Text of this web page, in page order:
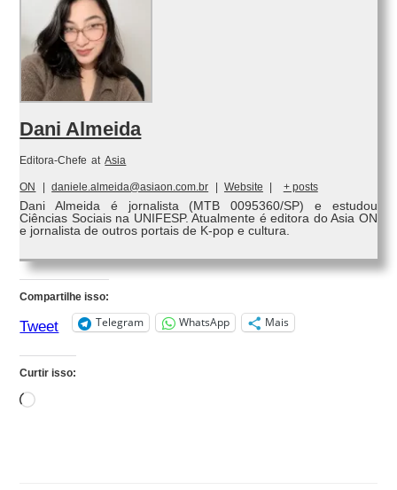
Dani Almeida
Editora-Chefe at Asia
ON daniele.almeida@asiaon.com.br Website + posts
Dani Almeida é jornalista (MTB 0095360/SP) e estudou
Ciências Sociais na UNIFESP. Atualmente é editora do Asia ON
e jornalista de outros portais de K-pop e cultura.
Compartilhe isso:
Tweet Telegram WhatsApp Mais
Curtir isso:
Carregando...